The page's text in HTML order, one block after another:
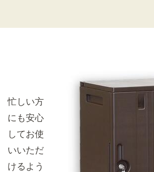
忙しい方
にも安心
してお使
いいただ
けるよう